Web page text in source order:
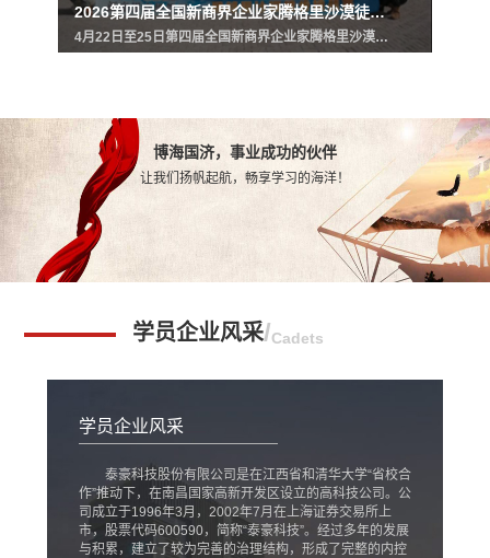
2026第四届全国新商界企业家腾格里沙漠徒步挑战赛圆满完赛！
4月22日至25日第四届全国新商界企业家腾格里沙漠徒步挑战赛在内蒙古阿拉善盟左旗腾格里沙漠圆满完赛4月26日，是江西新商界师生自腾格里沙漠载誉归来的好日子！江西新商界EDP中心创建主任、新商界全国高管教育联盟副会长齐玲博老师率师生校友在南昌昌北机场喜迎勇士们凯旋…
博海国济，事业成功的伙伴
让我们扬帆起航，畅享学习的海洋！
学员企业风采 Cadets
学员企业风采
泰豪科技股份有限公司是在江西省和清华大学“省校合
作”推动下，在南昌国家高新开发区设立的高科技公司。公
司成立于1996年3月，2002年7月在上海证券交易所上
市，股票代码600590，简称“泰豪科技”。经过多年的发展
与积累，建立了较为完善的治理结构，形成了完整的内控